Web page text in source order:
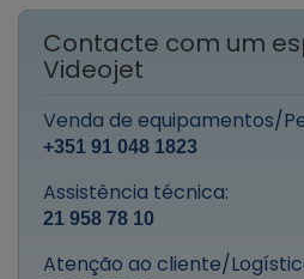
Contacte com um
Videojet
Venda de equipamentos/
+351 91 048 1823
Assistência técnica:
21 958 78 10
Atenção ao cliente/